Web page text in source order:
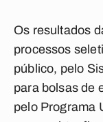
Os resultados
processos
público, pelo
para bolsas de
pelo Programa